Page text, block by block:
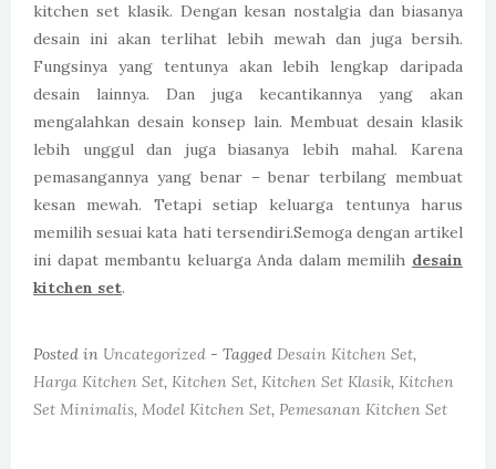
kitchen set klasik. Dengan kesan nostalgia dan biasanya
desain ini akan terlihat lebih mewah dan juga bersih.
Fungsinya yang tentunya akan lebih lengkap daripada
desain lainnya. Dan juga kecantikannya yang akan
mengalahkan desain konsep lain. Membuat desain klasik
lebih unggul dan juga biasanya lebih mahal. Karena
pemasangannya yang benar – benar terbilang membuat
kesan mewah. Tetapi setiap keluarga tentunya harus
memilih sesuai kata hati tersendiri.Semoga dengan artikel
ini dapat membantu keluarga Anda dalam memilih desain
kitchen set.
Posted in Uncategorized - Tagged Desain Kitchen Set,
Harga Kitchen Set, Kitchen Set, Kitchen Set Klasik, Kitchen
Set Minimalis, Model Kitchen Set, Pemesanan Kitchen Set